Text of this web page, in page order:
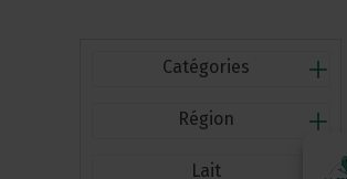
Catégories
Région
Lait